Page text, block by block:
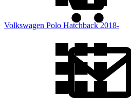
Volkswagen Polo Hatchback 2018-